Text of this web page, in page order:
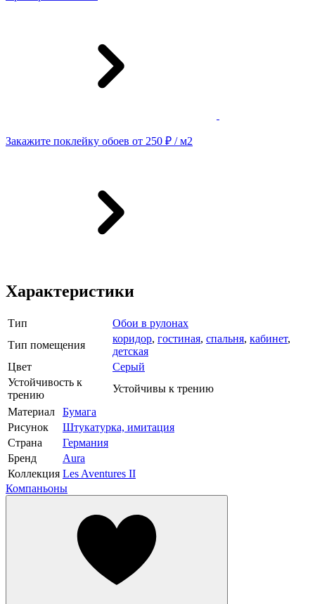
Закажите поклейку обоев от 250 ₽ / м2
Характеристики
Тип
Обои в рулонах
Тип помещения
коридор, гостиная, спальня, кабинет,
детская
Цвет
Серый
Устойчивость к
трению
Устойчивы к трению
Материал
Бумага
Рисунок
Штукатурка, имитация
Страна
Германия
Бренд
Aura
Коллекция Les Aventures II
Компаньоны